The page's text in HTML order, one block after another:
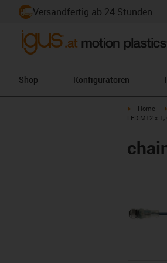
Versandfertig ab 24 Stunden
Shop Konfiguratoren
igus-icon-
Home
LED M12 x 1,